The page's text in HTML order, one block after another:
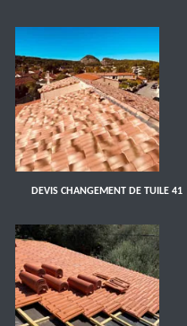
DEVIS CHANGEMENT DE TUILE 41